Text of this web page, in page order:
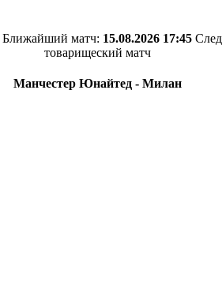
Ближайший матч: 15.08.2026 17:45
товарищеский матч
Манчестер Юнайтед - Милан